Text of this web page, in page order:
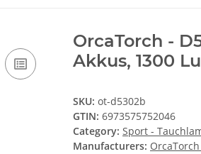
OrcaTorch -
Akkus, 1300
SKU: ot-d5302b
GTIN: 6973575752046
Category: Sport -
Manufacturers: